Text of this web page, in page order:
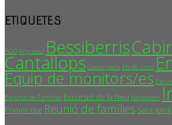
ETIQUETES
AGO Any nou! Bessiberris
Cantallops Castanyada Els 40 cims
Equip de monitors/es
Excursió de Famílies Excursió de la Neu Halloween
Primer dia! Reunió de famílies Sant Jordi